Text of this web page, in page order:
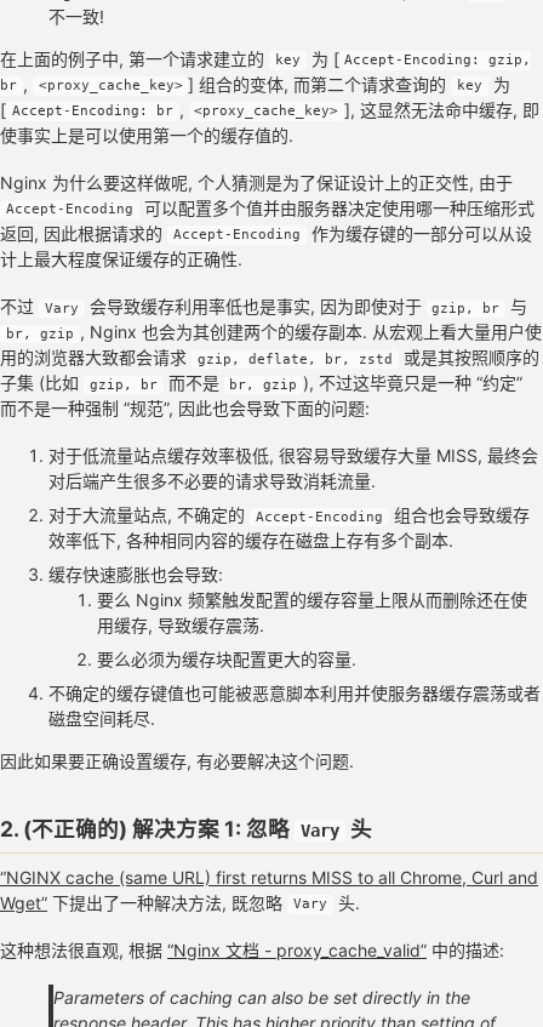
不一致!
在上面的例子中, 第一个请求建立的 key 为 [ Accept-Encoding: gzip,
br , <proxy_cache_key> ] 组合的变体, 而第二个请求查询的 key
为
[ Accept-Encoding: br , <proxy_cache_key> ], 这显然无法命中缓存, 即
使事实上是可以使用第一个的缓存值的.
Nginx 为什么要这样做呢, 个人猜测是为了保证设计上的正交性, 由于
Accept-Encoding
可以配置多个值并由服务器决定使用哪一种压缩形式
返回, 因此根据请求的
Accept-Encoding
作为缓存键的一部分可以从设
计上最大程度保证缓存的正确性.
不过 Vary 会导致缓存利用率低也是事实, 因为即使对于 gzip, br 与
br, gzip , Nginx 也会为其创建两个的缓存副本. 从宏观上看大量用户使
用的浏览器大致都会请求
gzip, deflate, br, zstd
或是其按照顺序的
子集 (比如
gzip, br 而不是 br, gzip ), 不过这毕竟只是一种 “约定”
而不是一种强制 “规范”, 因此也会导致下面的问题:
对于低流量站点缓存效率极低, 很容易导致缓存大量 MISS, 最终会
对后端产生很多不必要的请求导致消耗流量.
对于大流量站点, 不确定的
Accept-Encoding
组合也会导致缓存
效率低下, 各种相同内容的缓存在磁盘上存有多个副本.
缓存快速膨胀也会导致:
要么 Nginx 频繁触发配置的缓存容量上限从而删除还在使
用缓存, 导致缓存震荡.
要么必须为缓存块配置更大的容量.
不确定的缓存键值也可能被恶意脚本利用并使服务器缓存震荡或者
磁盘空间耗尽.
因此如果要正确设置缓存, 有必要解决这个问题.
2. (不正确的) 解决方案 1: 忽略 Vary 头
“NGINX cache (same URL) first returns MISS to all Chrome, Curl and
Wget” 下提出了一种解决方法, 既忽略 Vary 头.
这种想法很直观, 根据 “Nginx 文档 - proxy_cache_valid” 中的描述:
Parameters of caching can also be set directly in the
response header. This has higher priority than setting of